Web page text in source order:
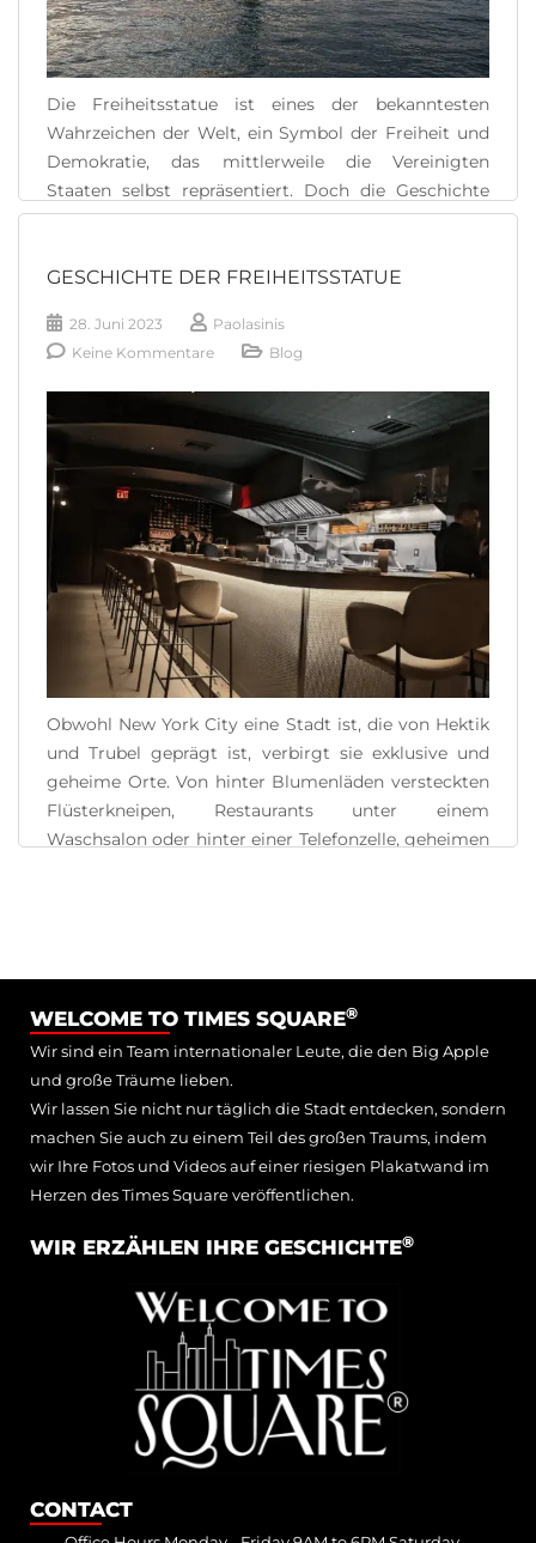
Die Freiheitsstatue ist eines der bekanntesten
Wahrzeichen der Welt, ein Symbol der Freiheit und
Demokratie, das mittlerweile die Vereinigten
Staaten selbst repräsentiert. Doch die Geschichte
der Statue ist komplex und faszinierend, mit vielen
Laufe der Jahre geprägt haben. Von ihren
bis zu [...]
READ MORE
GESCHICHTE DER FREIHEITSSTATUE
28. Juni 2023
Paolasinis
Keine Kommentare
Blog
Obwohl New York City eine Stadt ist, die von Hektik
und Trubel geprägt ist, verbirgt sie exklusive und
geheime Orte. Von hinter Blumenläden versteckten
Flüsterkneipen, Restaurants unter einem
Waschsalon oder hinter einer Telefonzelle, geheimen
READ MORE
WELCOME TO TIMES SQUARE®
Wir sind ein Team internationaler Leute, die den Big Apple
und große Träume lieben.
Wir lassen Sie nicht nur täglich die Stadt entdecken, sondern
machen Sie auch zu einem Teil des großen Traums, indem
wir Ihre Fotos und Videos auf einer riesigen Plakatwand im
Herzen des Times Square veröffentlichen.
WIR ERZÄHLEN IHRE GESCHICHTE®
CONTACT